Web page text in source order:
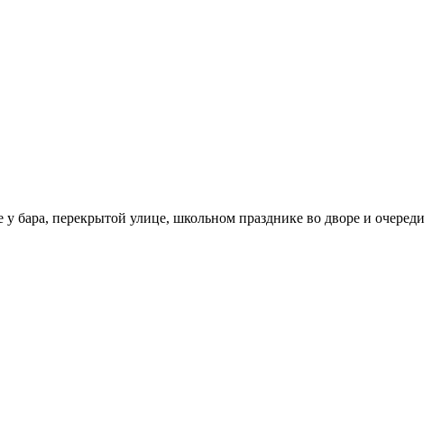
бара, перекрытой улице, школьном празднике во дворе и очереди